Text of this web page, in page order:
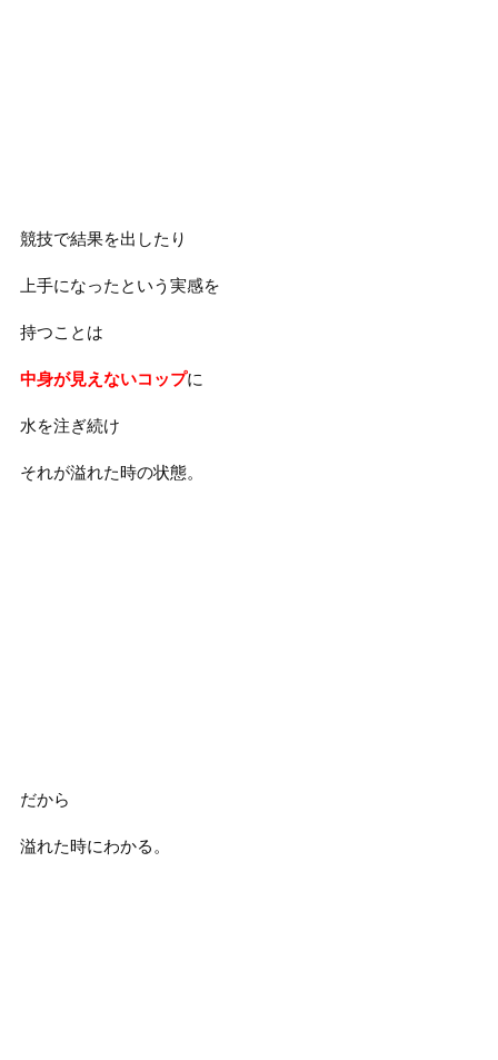
競技で結果を出したり
上手になったという実感を
持つことは
中身が見えないコップに
水を注ぎ続け
それが溢れた時の状態。
だから
溢れた時にわかる。